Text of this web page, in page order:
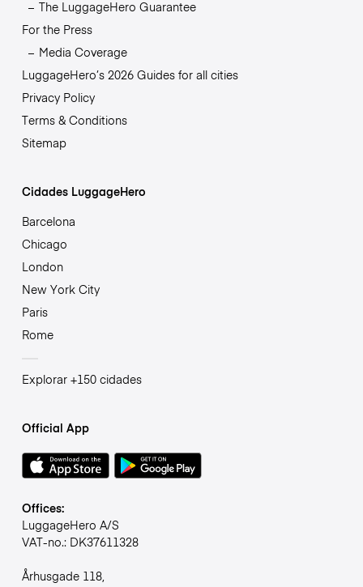
The LuggageHero Guarantee
For the Press
Media Coverage
LuggageHero’s 2026 Guides for all cities
Privacy Policy
Terms & Conditions
Sitemap
Cidades LuggageHero
Barcelona
Chicago
London
New York City
Paris
Rome
Explorar +150 cidades
Official App
Offices:
LuggageHero A/S
VAT-no.: DK37611328
Århusgade 118,